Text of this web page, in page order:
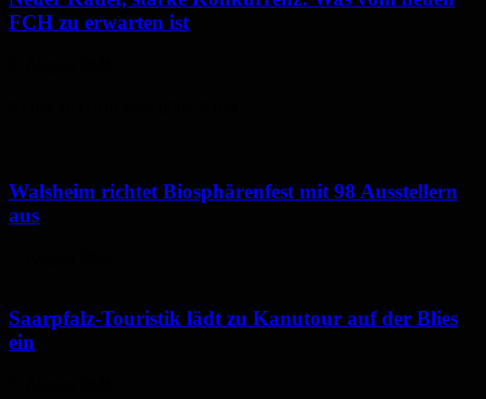
FCH zu erwarten ist
Walsheim richtet Biosphärenfest mit 98 Ausstellern
aus
Saarpfalz-Touristik lädt zu Kanutour auf der Blies
ein